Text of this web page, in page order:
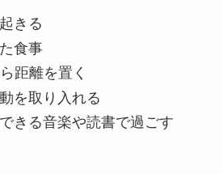
きる
食事
距離を置く
を取り入れる
きる音楽や読書で過ごす